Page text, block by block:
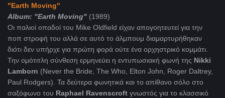
"Earth Moving"
Album: "Earth Moving" (1989)
Oι παλιοί οπαδοί του Mike Oldfield είχαν απογοητευτεί για την
ποπ στροφή του αλλά σε αυτό το άλμπουμ διαμαρτυρήθηκαν
διότι δεν υπήρχε για πρώτη φορά ούτε ένα ορχηστρικό κομμάτι.
Την ομότιτλη σύνθεση ερμηνεύει η εντυπωσιακή φωνή της Nikki
Lamborn (Never the Bride, The Who, Elton John, Roger Daltrey,
Paul Rodgers). Τα δεύτερα φωνητικά και το απίθανο σόλο στο
σαξόφωνο του Raphael Ravenscroft γνωστός για το κλασσικό